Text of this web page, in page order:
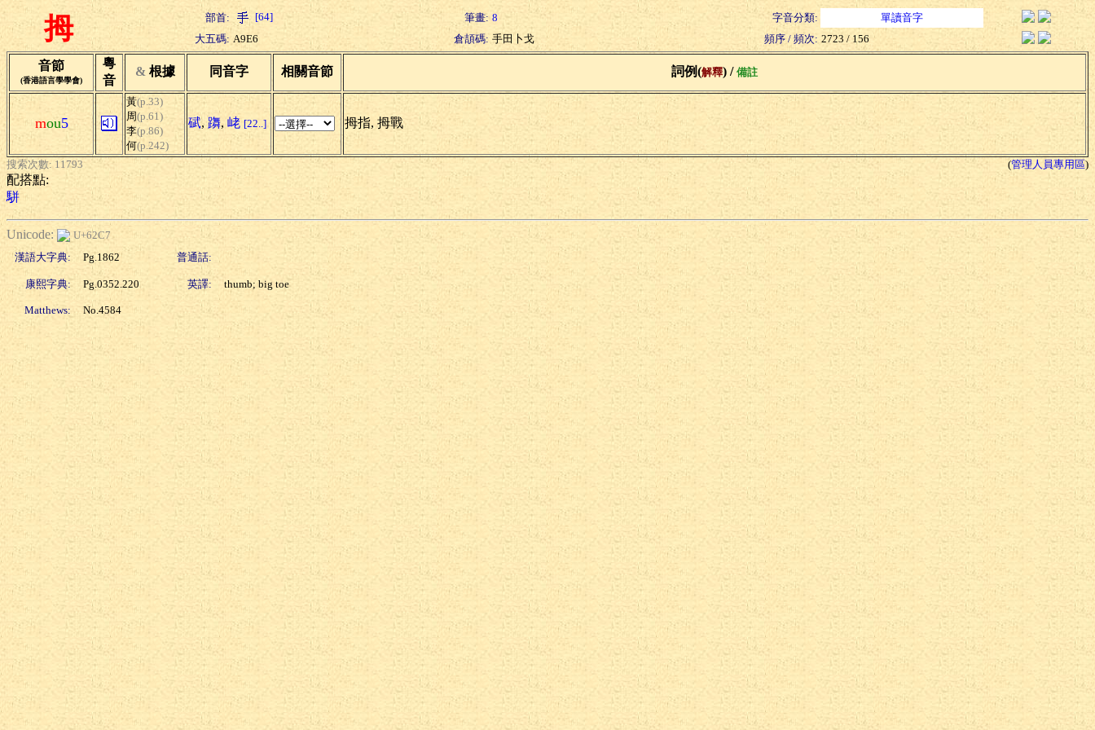
拇 部首: [64] 筆畫: 8 字音分類:
單讀音字
大五碼: A9E6 倉頡碼: 手田卜戈 頻序 / 頻次: 2723 / 156
音節
(香港語言學學會)
粵
音
& 根據 同音字 相關音節 詞例(解釋) / 備註
mou5
黃(p.33)
周(p.61)
李(p.86)
何(p.242)
碔, 躌, 峔 [22..] 拇指, 拇戰
搜索次數: 11793 (管理人員專用區)
配搭點:
駢
Unicode:
U+62C7
漢語大字典:
Pg.1862 普通話:
康熙字典: Pg.0352.220 英譯: thumb; big toe
Matthews: No.4584